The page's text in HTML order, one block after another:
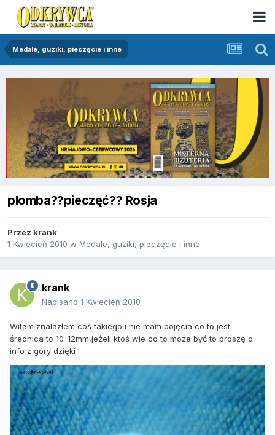
Medale, guziki, pieczęcie i inne
plomba??pieczęć?? Rosja
Przez krank
1 Kwiecień 2010 w Medale, guziki, pieczęcie i inne
krank
Napisano 1 Kwiecień 2010
Witam znalazłem coś takiego i nie mam pojęcia co to jest
średnica to 10-12mm,jeżeli ktoś wie co to może być to proszę o
info z góry dzięki